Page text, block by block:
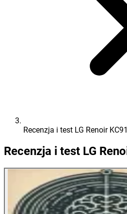
Recenzja i test LG Renoir
Recenzja i test LG